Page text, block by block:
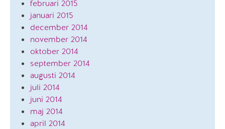
februari 2015
januari 2015
december 2014
november 2014
oktober 2014
september 2014
augusti 2014
juli 2014
juni 2014
maj 2014
april 2014